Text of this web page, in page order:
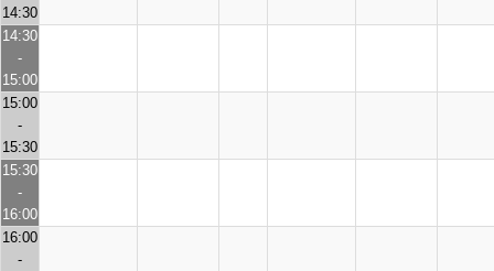
14:30
14:30
-
15:00
15:00
-
15:30
15:30
-
16:00
16:00
-